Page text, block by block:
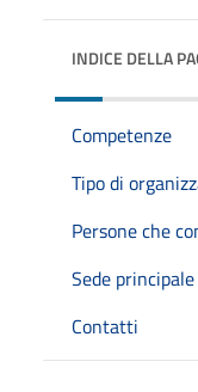
INDICE DELLA
Competenze
Tipo di
Persone che
Sede principale
Contatti